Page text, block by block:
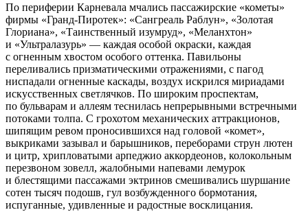
По периферии Карневала мчались пассажирские «кометы»
фирмы «Гранд-Пиротек»: «Сангреаль Раблун», «Золотая
Глориана», «Таинственный изумруд», «Меланхтон»
и «Ультралазурь» — каждая особой окраски, каждая
с огненным хвостом особого оттенка. Павильоны
переливались призматическими отражениями, с пагод
ниспадали огненные каскады, воздух искрился мириадами
искусственных светлячков. По широким проспектам,
по бульварам и аллеям теснилась непрерывными встречными
потоками толпа. С грохотом механических аттракционов,
шипящим ревом проносившихся над головой «комет»,
выкриками зазывал и барышников, переборами струн лютен
и цитр, хрипловатыми арпеджио аккордеонов, колокольным
перезвоном зовелл, жалобными напевами лемурок
и блестящими пассажами эктринов смешивались шуршание
сотен тысяч подошв, гул возбужденного бормотания,
испуганные, удивленные и радостные восклицания.